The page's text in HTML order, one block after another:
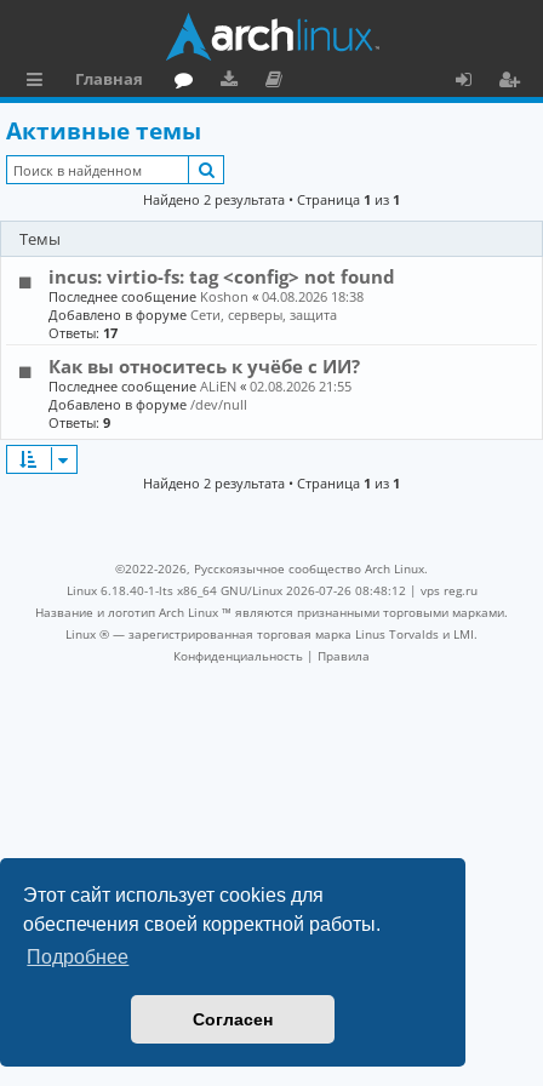
Этот сайт использует cookies для
обеспечения своей корректной работы.
Подробнее
Согласен
ы
л
к
и
Главная
ру
м
ру
зк
и
е
н
та
и
р
а
Активные темы
Найдено 2 результата • Страница 1 из 1
Темы
incus: virtio-fs: tag <config> not found
Последнее сообщение Koshon «04.08.2026 18:38
Добавлено в форумеСети, серверы, защита
Ответы: 17
Как вы относитесь к учёбе с ИИ?
Последнее сообщениеALiEN «02.08.2026 21:55
Добавлено в форуме/dev/null
Ответы:9
Найдено 2 результата • Страница 1 из 1
©2022-2026, Русскоязычное сообщество Arch Linux.
Linux 6.18.40-1-lts x86_64 GNU/Linux 2026-07-26 08:48:12 | vps reg.ru
Название и логотип Arch Linux ™ являются признанными торговыми марками.
Linux ® — зарегистрированная торговая марка Linus Torvalds и LMI.
Конфиденциальность | Правила